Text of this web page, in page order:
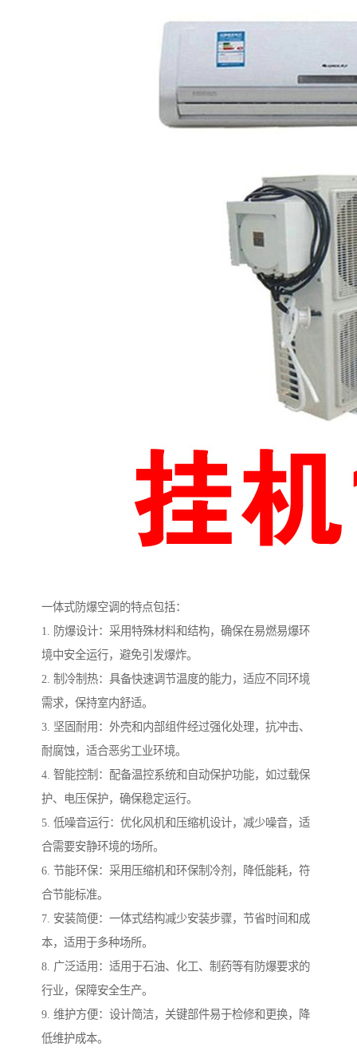
一体式防爆空调的特点包括：
1. 防爆设计：采用特殊材料和结构，确保在易燃易爆环
境中安全运行，避免引发爆炸。
2. 制冷制热：具备快速调节温度的能力，适应不同环境
需求，保持室内舒适。
3. 坚固耐用：外壳和内部组件经过强化处理，抗冲击、
耐腐蚀，适合恶劣工业环境。
4. 智能控制：配备温控系统和自动保护功能，如过载保
护、电压保护，确保稳定运行。
5. 低噪音运行：优化风机和压缩机设计，减少噪音，适
合需要安静环境的场所。
6. 节能环保：采用压缩机和环保制冷剂，降低能耗，符
合节能标准。
7. 安装简便：一体式结构减少安装步骤，节省时间和成
本，适用于多种场所。
8. 广泛适用：适用于石油、化工、制药等有防爆要求的
行业，保障安全生产。
9. 维护方便：设计简洁，关键部件易于检修和更换，降
低维护成本。